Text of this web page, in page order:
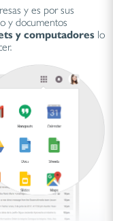
y es por sus
y documentos
y computadores lo